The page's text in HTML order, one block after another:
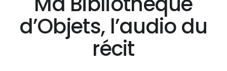
d’Objets, l’audio du
récit